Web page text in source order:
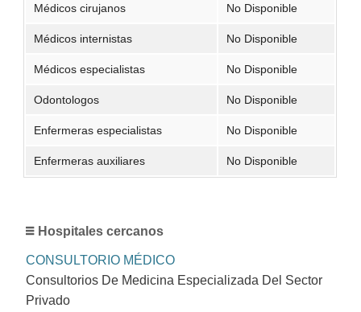
Médicos cirujanos No Disponible
Médicos internistas No Disponible
Médicos especialistas No Disponible
Odontologos No Disponible
Enfermeras especialistas No Disponible
Enfermeras auxiliares No Disponible
Hospitales cercanos
CONSULTORIO MÉDICO
Consultorios De Medicina Especializada Del Sector
Privado